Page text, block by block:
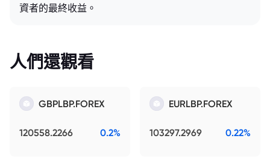
資者的最終收益。
人們還觀看
GBPLBP.FOREX
120558.2266 0.2%
EURLBP.FOREX
103297.2969 0.22%